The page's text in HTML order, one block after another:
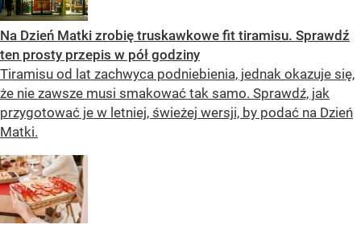
Na Dzień Matki zrobię truskawkowe fit tiramisu. Sprawdź
ten prosty przepis w pół godziny
Tiramisu od lat zachwyca podniebienia, jednak okazuje się,
że nie zawsze musi smakować tak samo. Sprawdź, jak
przygotować je w letniej, świeżej wersji, by podać na Dzień
Matki.